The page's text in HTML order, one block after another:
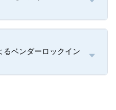
ベンダーロックイン